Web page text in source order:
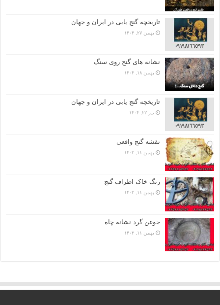
تاریخچه گنج‌ یابی در ایران و جهان
بهمن ۲۷, ۱۴۰۴
نشانه های گنج روی سنگ
بهمن ۱۸, ۱۴۰۴
تاریخچه گنج‌ یابی در ایران و جهان
تیر ۲۲, ۱۴۰۴
نقشه گنج واقعی
بهمن ۱۱, ۱۴۰۲
رنگ خاک اطراف گنج
بهمن ۱۱, ۱۴۰۲
جوغن گرد نشانه چاه
بهمن ۱۱, ۱۴۰۲